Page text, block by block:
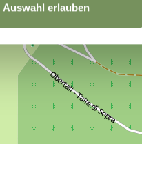
Auswahl erlauben